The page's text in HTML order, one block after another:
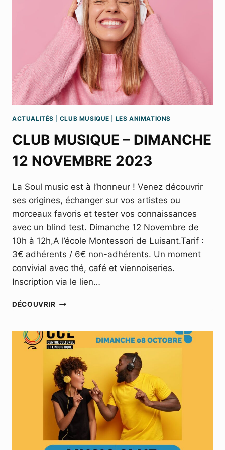
2023
ACTUALITÉS CLUB MUSIQUE LES ANIMATIONS
CLUB MUSIQUE – DIMANCHE
12 NOVEMBRE 2023
La Soul music est à l’honneur ! Venez découvrir
ses origines, échanger sur vos artistes ou
morceaux favoris et tester vos connaissances
avec un blind test. Dimanche 12 Novembre de
10h à 12h,A l’école Montessori de Luisant.Tarif :
3€ adhérents / 6€ non-adhérents. Un moment
convivial avec thé, café et viennoiseries.
Inscription via le lien…
DÉCOUVRIR CLUB
DIMANCHE
12
2023